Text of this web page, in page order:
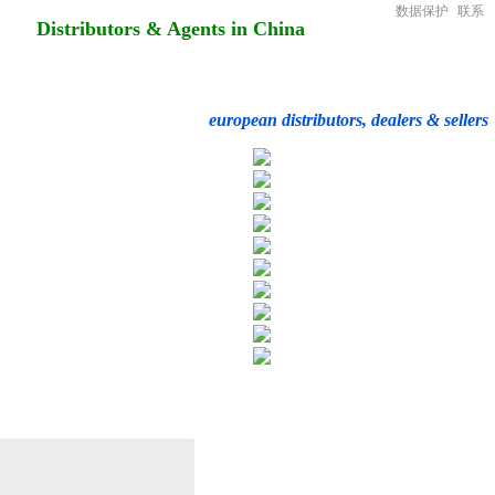
Distributors & Agents in China
european distributors, dealers & sellers
数据保护 联系